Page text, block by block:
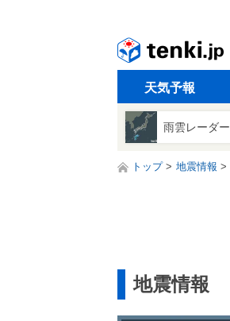
天気予報
雨雲レーダー
トップ 地震情報
地震情報